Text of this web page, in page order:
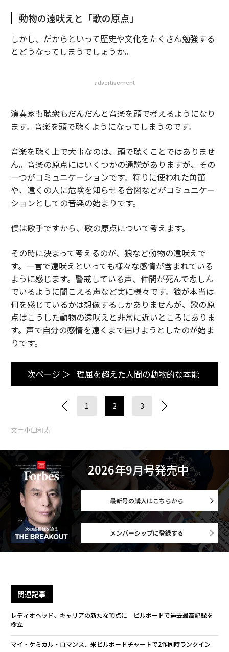
動物の遠吠えと「歌の原点」
しかし、だからといって歴史や文化をたくさん勉強する
とどうなってしまうでしょうか。
advertisement
演奏家も聴衆もだんだんと音楽を頭で考えるようになり
ます。音楽を頭で聴くようになってしまうのです。
音楽を聴く上で大事なのは、頭で聴くことではありませ
ん。音楽の原点にはいくつかの通説がありますが、その
一つがコミュニケーションです。狩りに使われた角笛
や、遠くの人に危険を知らせる合図などがコミュニケー
ションとしての音楽の始まりです。
僕は歌手ですから、歌の原点について考えます。
その時に決まって考えるのが、狼など動物の遠吠えで
す。一言で遠吠えといっても様々な感情が含まれている
ように感じます。警戒している声、仲間が死んで悲しん
でいるように聞こえる声など実に様々です。狼が本当は
何を感じているかは想像するしかありませんが、歌の原
点はこうした動物の遠吠えと非常に近いところにありま
す。声で自分の感情を遠くまで届けようとしたのが始ま
りです。
次ページ ＞ 理屈を超えた人間の動物的な本能
1 2 3
文＝車田和寿
2026年9月号発売中
最新号の購入はこちらから
メンバーシップに登録する
関連記事
レディオヘッド、キャリアの新たな頂点に ビルボードで過去最高記録を
樹立
マイ・ケミカル・ロマンス、米ビルボードチャートで2作同時ランクイン